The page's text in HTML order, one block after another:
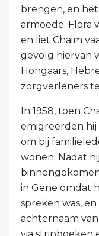
brengen, en
armoede. Flora
en liet Chaim
gevolg hiervan
Hongaars,
zorgverleners
In 1958, toen
emigreerden hij
om bij
wonen. Nadat
in Gene omdat
spreken was,
achternaam